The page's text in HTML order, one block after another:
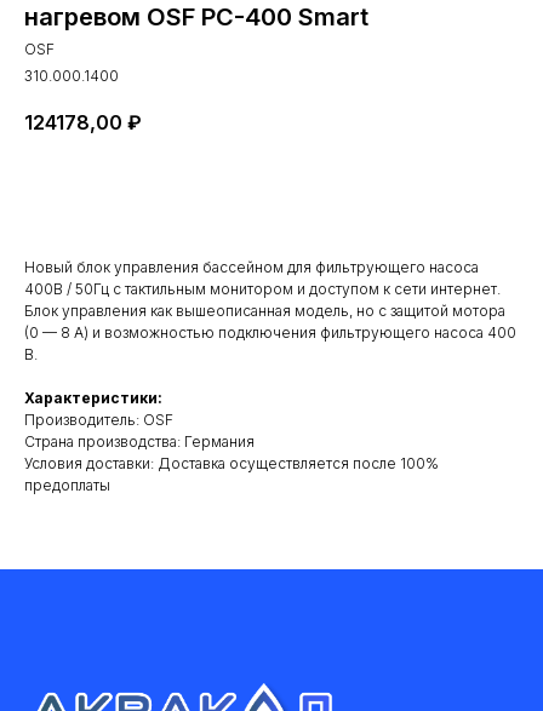
нагревом OSF PC-400 Smart
OSF
310.000.1400
124178,00 ₽
Новый блок управления бассейном для фильтрующего насоса
400В / 50Гц с тактильным монитором и доступом к сети интернет.
Блок управления как вышеописанная модель, но с защитой мотора
(0 — 8 А) и возможностью подключения фильтрующего насоса 400
В.
Характеристики:
Производитель: OSF
Cтрана производства: Германия
Условия доставки: Доставка осуществляется после 100%
предоплаты